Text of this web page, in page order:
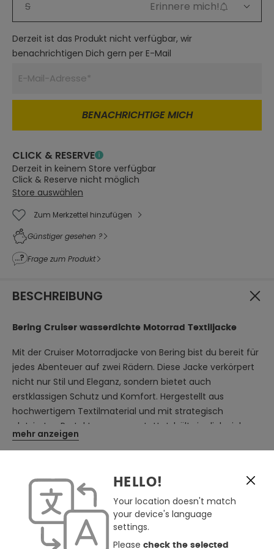
S
Erinnere mich!
Derzeit ist das Produkt nicht verfügbar, wir
benachrichtigen Dich gern per E-Mail
BENACHRICHTIGE MICH
CLICK & RESERVE
Derzeit in keinem Store verfügbar
Click & Reserve nicht möglich
Store auswählen
Zum Merkzettel hinzufügen
Günstiger gesehen ?
Frage zum Produkt
BESCHREIBUNG
Bering Cruiser wasserdichte Motorrad Textiljacke
Mit der Cruiser Motorradjacke von Bering bist du bereit für
jedes Abenteuer auf zwei Rädern. Diese Jacke verkörpert
nicht nur Stil und Eleganz, sondern bietet auch
erstklassigen Schutz und Komfort. Hergestellt aus
hochwertigem Textilmaterial und mit strategisch
platzierten Protektoren ausgestattet, hält sie dich sicher
und geschützt, egal wohin deine Reise führt. Mit
deine Bedürfnisse an. Egal ob kurze Ausflüge in der Stadt
oder lange Touren über Land, die Cruiser begleitet dich
zuverlässig auf jedem Kilometer.
Eigenschaften:
mehr anzeigen
HELLO!
Your location doesn't match
your device's language
settings.
Please check the selected